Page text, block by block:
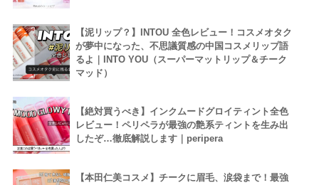
【泥リップ？】INTOU 全色レビュー！コスメオタク
が夢中になった、不思議質感の中国コスメリップ語
るよ｜INTO YOU（スーパーマットリップ＆チーク
マッド）
【絶対買うべき】インクムードグロイティント全色
レビュー！ペリペラが最強の艶系ティントを生み出
したぞ…徹底解説します｜peripera
【本田仁美コスメ】チークに眉毛、涙袋まで！最強